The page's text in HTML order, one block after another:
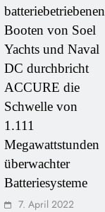
batteriebetriebenen
Booten von Soel
Yachts und Naval
DC durchbricht
ACCURE die
Schwelle von
1.111
Megawattstunden
überwachter
Batteriesysteme
7. April 2022